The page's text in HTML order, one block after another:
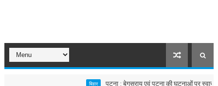
पटना : बेगूसराय एवं पटना की घटनाओं पर स्वास्थ्य विभाग